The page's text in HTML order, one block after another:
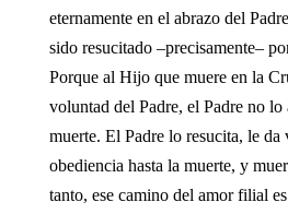
eternamente en el abrazo del
sido resucitado –precisamente–
Porque al Hijo que muere en la
voluntad del Padre, el Padre no lo
muerte. El Padre lo resucita, le da
obediencia hasta la muerte, y
tanto, ese camino del amor filial